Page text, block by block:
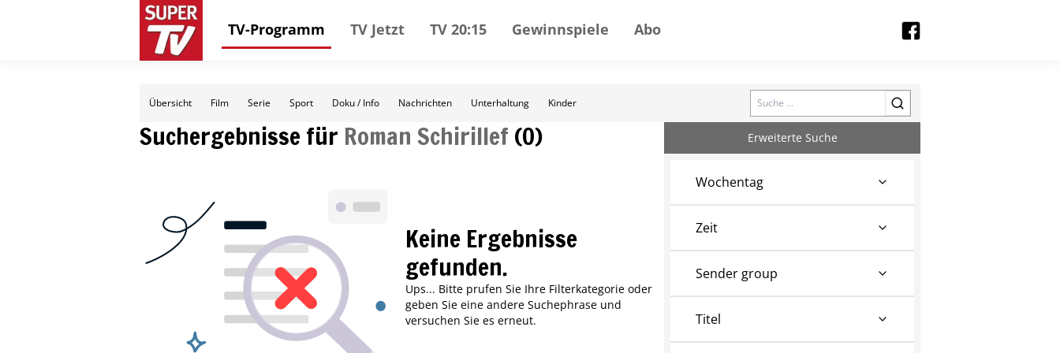
TV-Programm TV Jetzt TV 20:15 Gewinnspiele Abo
Übersicht Film Serie Sport Doku / Info Nachrichten Unterhaltung Kinder Search
Suchergebnisse für Roman Schirillef (0)
Keine Ergebnisse
gefunden.
Ups... Bitte prufen Sie Ihre Filterkategorie oder
geben Sie eine andere Suchephrase und
versuchen Sie es erneut.
Erweiterte Suche
Wochentag
Zeit
Sender group
Titel